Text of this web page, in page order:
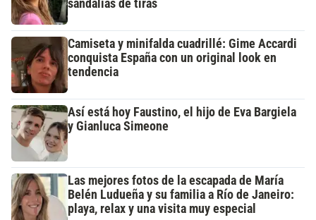
sandalias de tiras
Camiseta y minifalda cuadrillé: Gime Accardi
conquista España con un original look en
tendencia
Así está hoy Faustino, el hijo de Eva Bargiela
y Gianluca Simeone
Las mejores fotos de la escapada de María
Belén Ludueña y su familia a Río de Janeiro:
playa, relax y una visita muy especial